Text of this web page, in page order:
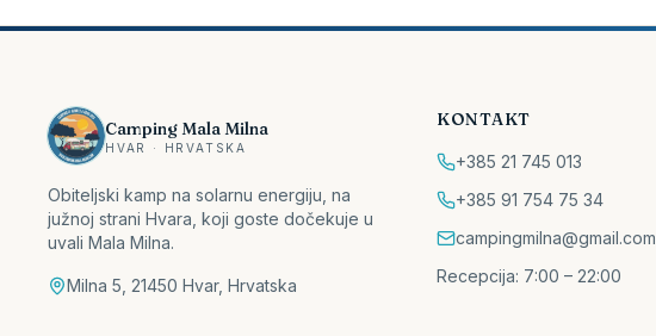
Camping Mala Milna
HVAR · HRVATSKA
Obiteljski kamp na solarnu energiju, na
južnoj strani Hvara, koji goste dočekuje u
uvali Mala Milna.
Milna 5, 21450 Hvar, Hrvatska
KONTAKT
+385 21 745 013
+385 91 754 75 34
campingmilna@gmail.com
Recepcija: 7:00 – 22:00